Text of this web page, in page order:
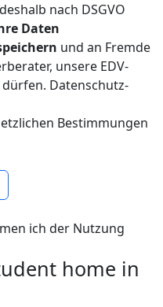
nach DSGVO
Daten
und an Fremde
unsere EDV-
Datenschutz-
Bestimmungen
ich der Nutzung
home in